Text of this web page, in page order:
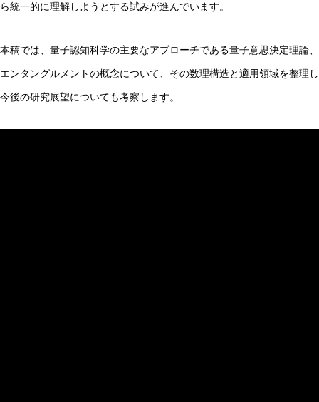
ら統一的に理解しようとする試みが進んでいます。
本稿では、量子認知科学の主要なアプローチである量子意思決定理論
エンタングルメントの概念について、その数理構造と適用領域を整理
今後の研究展望についても考察します。